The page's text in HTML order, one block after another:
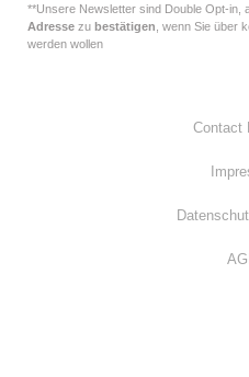
**Unsere Newsletter sind Double Opt-in,
Adresse zu bestätigen , wenn Sie über
werden wollen
Contact